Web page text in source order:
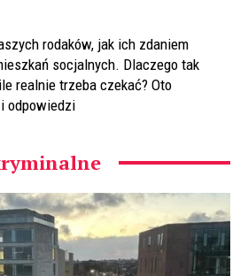
rodaków, jak ich zdaniem
socjalnych. Dlaczego tak
realnie trzeba czekać? Oto
odpowiedzi